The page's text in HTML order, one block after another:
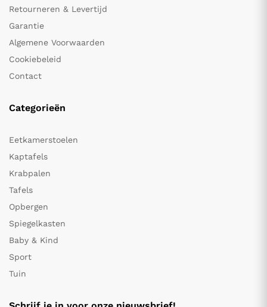
Retourneren & Levertijd
Garantie
Algemene Voorwaarden
Cookiebeleid
Contact
Categorieën
Eetkamerstoelen
Kaptafels
Krabpalen
Tafels
Opbergen
Spiegelkasten
Baby & Kind
Sport
Tuin